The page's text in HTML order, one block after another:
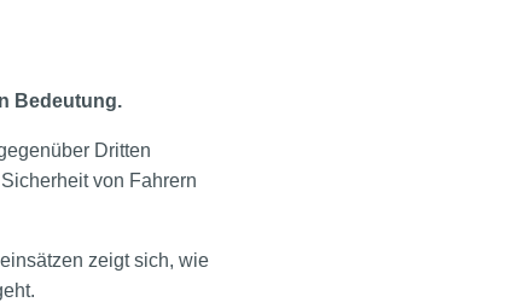
Bedeutung.
Dritten
von Fahrern
zeigt sich, wie